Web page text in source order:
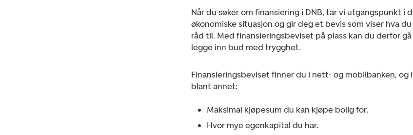
Når du søker om finansiering i DNB, tar vi utgangspunkt i
økonomiske situasjon og gir deg et bevis som viser hva
råd til. Med finansieringsbeviset på plass kan du derfor
legge inn bud med trygghet.
Finansieringsbeviset finner du i nett- og mobilbanken, og
blant annet:
Maksimal kjøpesum du kan kjøpe bolig for.
Hvor mye egenkapital du har.